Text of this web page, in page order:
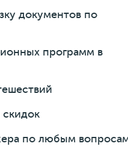
документов по
программ в
скидок
по любым